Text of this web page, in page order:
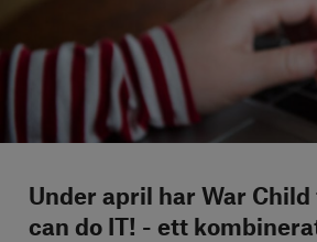
Under april har War
can do IT! - ett